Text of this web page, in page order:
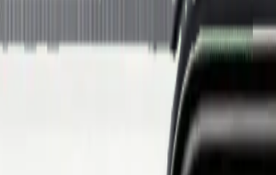
Galaxy
WatchGT3 Pro